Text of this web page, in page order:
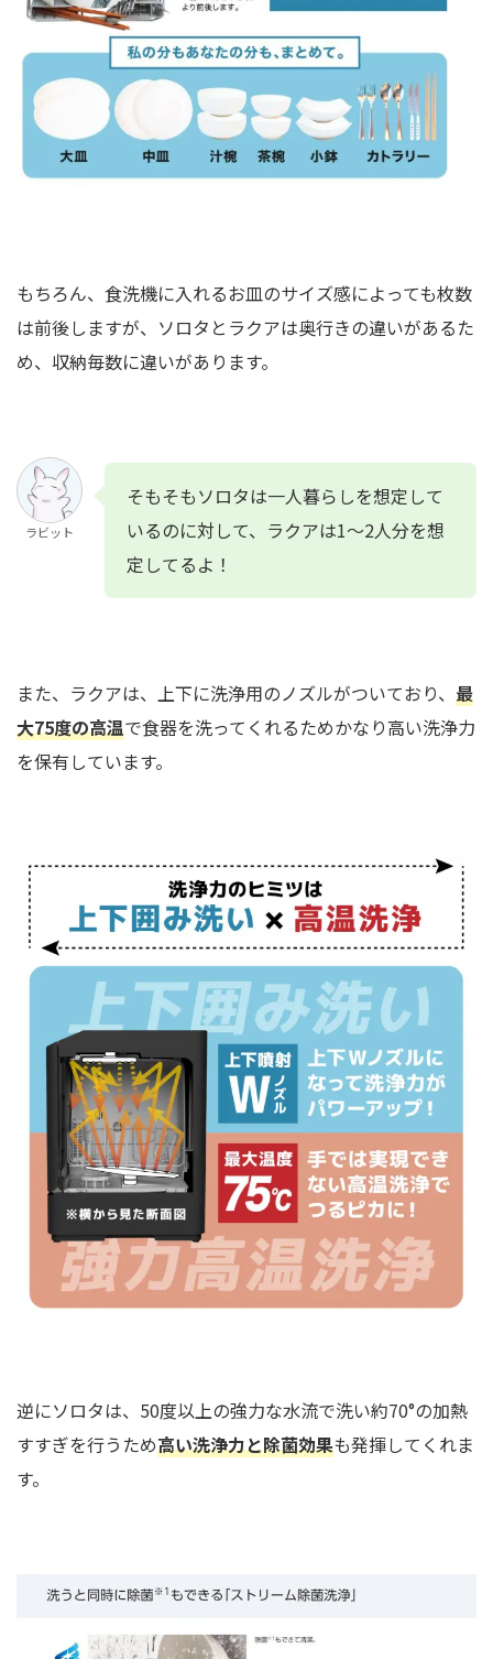
もちろん、食洗機に入れるお皿のサイズ感によっても枚数
は前後しますが、ソロタとラクアは奥行きの違いがあるた
め、収納毎数に違いがあります。
ラビット
そもそもソロタは一人暮らしを想定して
いるのに対して、ラクアは1～2人分を想
定してるよ！
また、ラクアは、上下に洗浄用のノズルがついており、 最
大75度の高温で食器を洗ってくれるためかなり高い洗浄力
を保有しています。
逆にソロタは、50度以上の強力な水流で洗い約70°の加熱
すすぎを行うため高い洗浄力と除菌効果も発揮してくれま
す。